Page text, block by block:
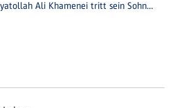
Ali Khamenei tritt sein Sohn